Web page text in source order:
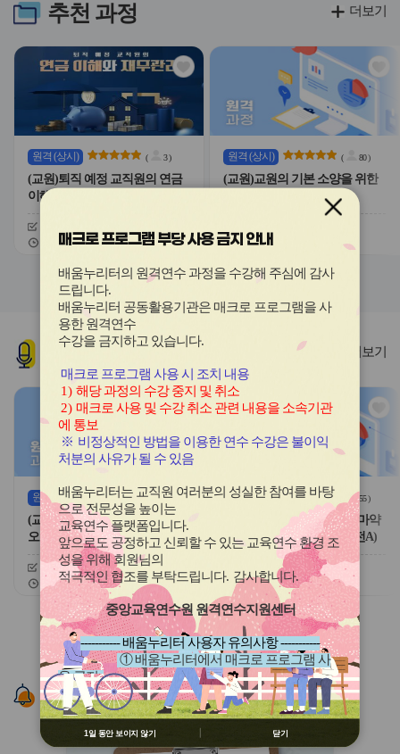
전
추천 과정
관
심
아
이
콘
원격 (상시) ( 3)
(교원)퇴직 예정 교직원의 연금
이해와 재무관리
교육기간
26.02.09 ~ 26.12.18
관
심
아
콘
원격 (상시) ( 80)
(교원)교원의 기본 소양을 위한
교육기간
26.02.09 ~ 26.12.18
슬
이
버
이
전
슬
이
다
음
더보기
인기과정
관
아
이
원격 (상시) ( 54)
(교원)(학교안전)마약류 중독 및
오남용 예방
신청기간
26.04.01 ~ 26.12.11
교육기간
26.04.01 ~ 26.12.18
관
심
아
콘
원격(상시) 55)
교육행정-(원격)(학교안전)마약
류 중독 및 오남용 예방(안전A)
26.04.01 ~ 26.12.11
교육기간
26.04.01 ~ 26.12.18
슬
라
이
드
버
튼
이
전
슬
이
드
버
튼
다
더보기
알림존
매크로 프로그램 부당 사용 금지 안내
배움누리터의 원격연수 과정을 수강해 주심에 감사
드립니다.
배움누리터 공동활용기관은 매크로 프로그램을 사
용한원격연수
수강을 금지하고 있습니다.
매크로 프로그램 사용 시 조치 내용
1) 해당 과정의 수강 중지 및 취소
2) 매크로 사용 및 수강 취소 관련 내용을 소속기관
에 통보
※ 비정상적인 방법을 이용한 연수 수강은 불이익
처분의 사유가 될 수 있음
배움누리터는 교직원 여러분의 성실한 참여를 바탕
으로 전문성을 높이는
교육연수 플랫폼입니다.
앞으로도 공정하고 신뢰할 수 있는 교육연수 환경 조
성을 위해 회원님의
적극적인 협조를 부탁드립니다. 감사합니다.
중앙교육연수원 원격연수지원센터
----------- 배움누리터 사용자 유의사항 -----------
① 배움누리터에서 매크로 프로그램 사
용 금지
② 배움누리터 수강용 매크로 프로그램
제작 배포 금지
③ 유무료 매크로 프로그램 사용을 블로
그 등에 홍보 금지
1일 동안 보이지 않기 닫기